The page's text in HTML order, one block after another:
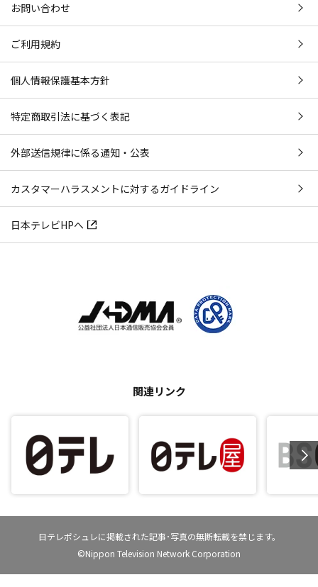
お問い合わせ
ご利用規約
個人情報保護基本方針
特定商取引法に基づく表記
外部送信規律に係る通知・公表
カスタマーハラスメントに対するガイドライン
日本テレビHPへ
関連リンク
日テレポシュレに掲載された記事･写真の無断転載を禁じます。
©Nippon Television Network Corporation